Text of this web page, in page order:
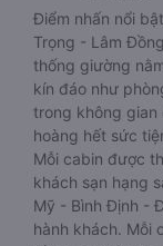
Điểm nhấn nổi
Trọng - Lâm
thống giường
kín đáo như
trong không gian
hoàng hết sức
Mỗi cabin được
khách sạn hạng
Mỹ - Bình Định -
hành khách. Mỗi